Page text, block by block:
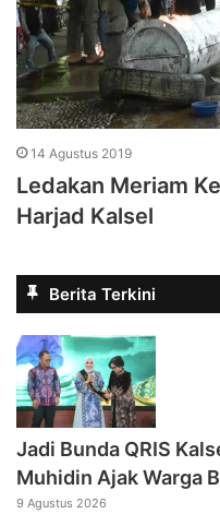
14 Agustus 2019
Ledakan Meriam
Harjad Kalsel
Berita Terkini
Jadi Bunda QRIS
Muhidin Ajak Warga
9 Agustus 2026